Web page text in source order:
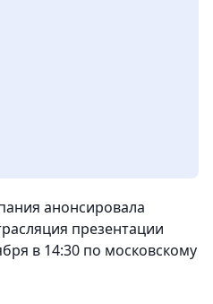
анонсировала
презентации
в 14:30 по московскому